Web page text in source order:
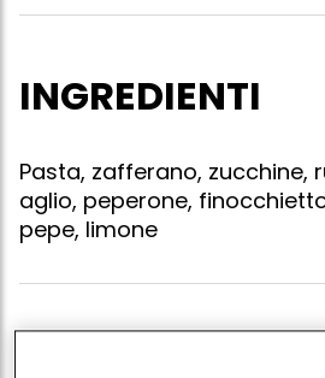
INGREDIENTI
Pasta, zafferano, zucchine,
aglio, peperone,
pepe, limone
Lessare 500 gr di farfalle in